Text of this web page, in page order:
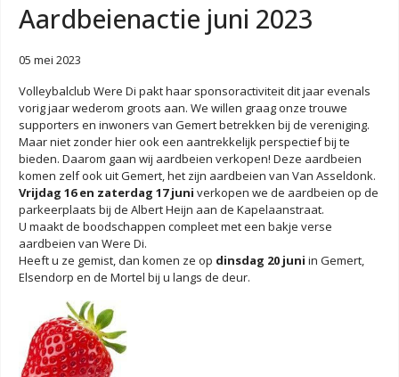
Aardbeienactie juni 2023
05 mei 2023
Volleybalclub Were Di pakt haar sponsoractiviteit dit jaar evenals
vorig jaar wederom groots aan. We willen graag onze trouwe
supporters en inwoners van Gemert betrekken bij de vereniging.
Maar niet zonder hier ook een aantrekkelijk perspectief bij te
bieden. Daarom gaan wij aardbeien verkopen! Deze aardbeien
komen zelf ook uit Gemert, het zijn aardbeien van Van Asseldonk.
Vrijdag 16 en zaterdag 17 juni verkopen we de aardbeien op de
parkeerplaats bij de Albert Heijn aan de Kapelaanstraat.
U maakt de boodschappen compleet met een bakje verse
aardbeien van Were Di.
Heeft u ze gemist, dan komen ze op dinsdag 20 juni in Gemert,
Elsendorp en de Mortel bij u langs de deur.